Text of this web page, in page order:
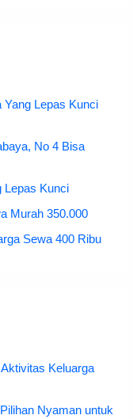
Yang Lepas Kunci
No 4 Bisa
Lepas Kunci
Murah 350.000
Sewa 400 Ribu
Keluarga
Nyaman untuk